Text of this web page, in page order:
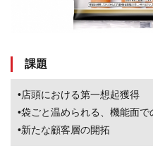
課題
•店頭における第一想起獲得
•袋ごと温められる、機能面で
•新たな顧客層の開拓